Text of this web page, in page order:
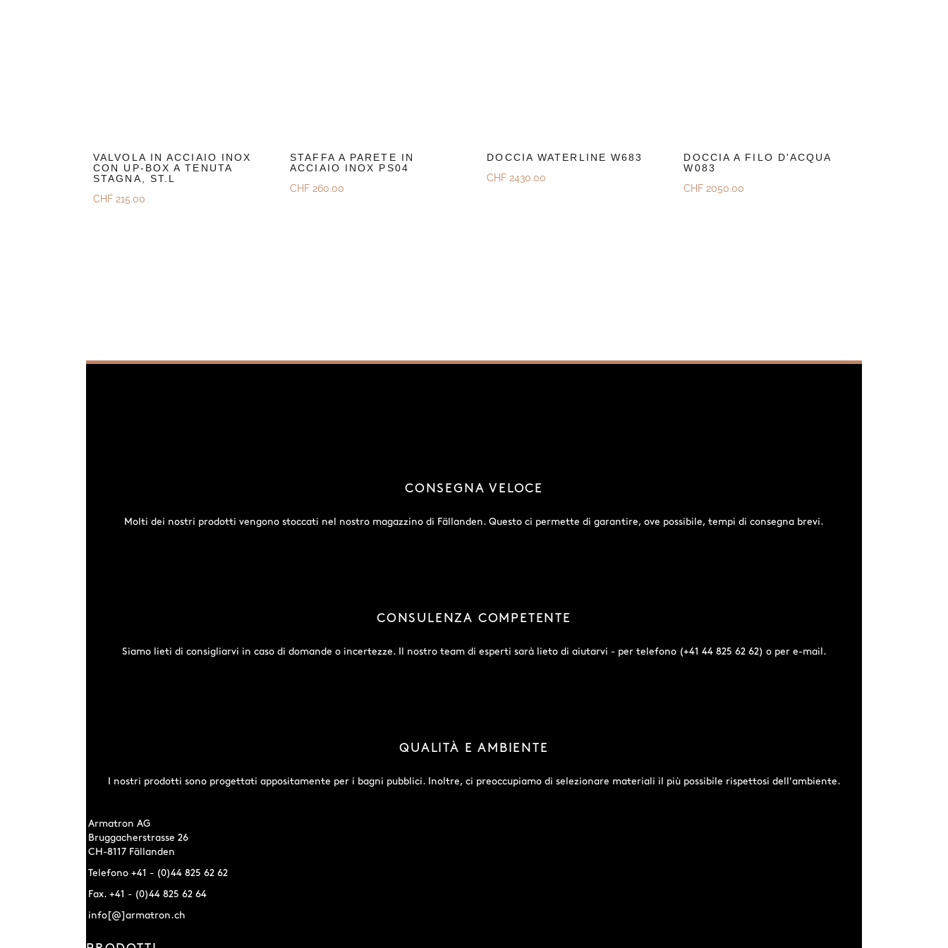
VALVOLA IN ACCIAIO INOX
CON UP-BOX A TENUTA
STAGNA, ST.L
CHF 215.00
STAFFA A PARETE IN
ACCIAIO INOX PS04
CHF 260.00
DOCCIA WATERLINE W683
CHF 2430.00
DOCCIA A FILO D'ACQUA
W083
CHF 2050.00
CONSEGNA VELOCE
Molti dei nostri prodotti vengono stoccati nel nostro magazzino di Fällanden. Questo ci permette di garantire, ove possibile, tempi di consegna brevi.
CONSULENZA COMPETENTE
Siamo lieti di consigliarvi in caso di domande o incertezze. Il nostro team di esperti sarà lieto di aiutarvi - per telefono (+41 44 825 62 62) o per e-mail.
QUALITÀ E AMBIENTE
I nostri prodotti sono progettati appositamente per i bagni pubblici. Inoltre, ci preoccupiamo di selezionare materiali il più possibile rispettosi dell'ambiente.
Armatron AG
Bruggacherstrasse 26
CH-8117 Fällanden
Telefono +41 - (0)44 825 62 62
Fax. +41 - (0)44 825 62 64
info[@]armatron.ch